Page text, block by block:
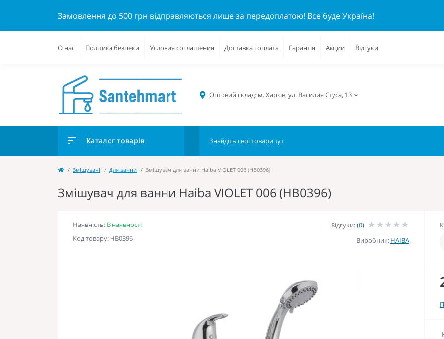
Замовлення до 500 грн відправляються лише за передоплатою! Все буде Україна!
О нас Політика безпеки Условия соглашения Доставка і оплата Гарантія Акции Відгуки
Оптовий склад: м. Харків, ул. Василия Стуса, 13
Каталог товарів
Змішувачі Для ванни Змішувач для ванни Haiba VIOLET 006 (HB0396)
Змішувач для ванни Haiba VIOLET 006 (HB0396)
Наявність: В наявності
Код товару: HB0396
Відгуки:(0)
Виробник: HAIBA